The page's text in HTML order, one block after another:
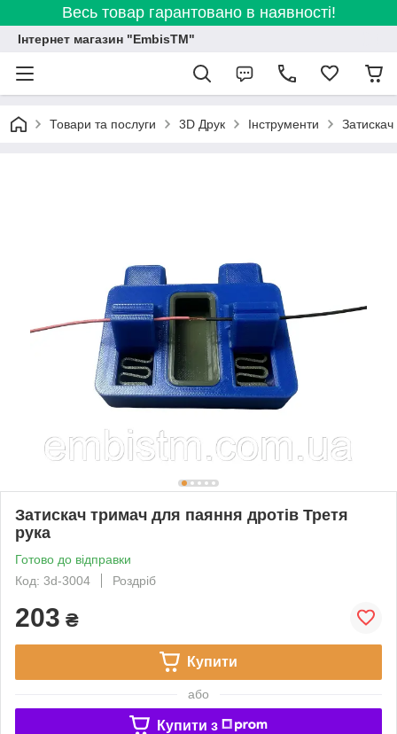
Весь товар гарантовано в наявності!
Інтернет магазин "EmbisTM"
Товари та послуги 3D Друк Інструменти
Затискач тримач для паяння дротів Третя
рука
Готово до відправки
Код: 3d-3004
Роздріб
203 ₴
Купити
або
Купити з